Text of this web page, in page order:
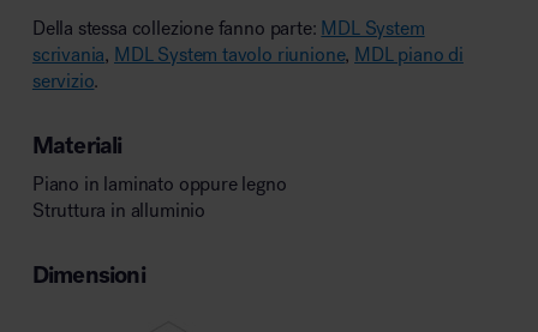
Della stessa collezione fanno parte: MDL System
scrivania, MDL System tavolo riunione, MDL piano di
servizio.
Materiali
Piano in laminato oppure legno
Struttura in alluminio
Dimensioni